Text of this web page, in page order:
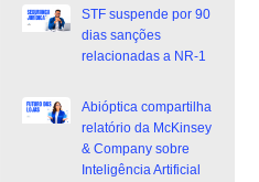
STF suspende por 90
dias sanções
relacionadas a NR-1
Abióptica compartilha
relatório da McKinsey
& Company sobre
Inteligência Artificial